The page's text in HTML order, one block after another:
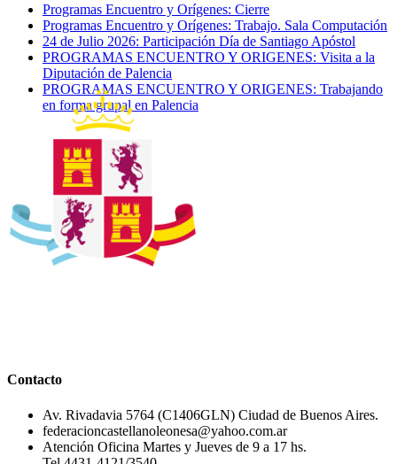
Programas Encuentro y Orígenes: Cierre
Programas Encuentro y Orígenes: Trabajo. Sala Computación
24 de Julio 2026: Participación Día de Santiago Apóstol
PROGRAMAS ENCUENTRO Y ORIGENES: Visita a la
Diputación de Palencia
PROGRAMAS ENCUENTRO Y ORIGENES: Trabajando
en forma grupal en Palencia
Contacto
Av. Rivadavia 5764 (C1406GLN) Ciudad de Buenos Aires.
federacioncastellanoleonesa@yahoo.com.ar
Atención Oficina Martes y Jueves de 9 a 17 hs.